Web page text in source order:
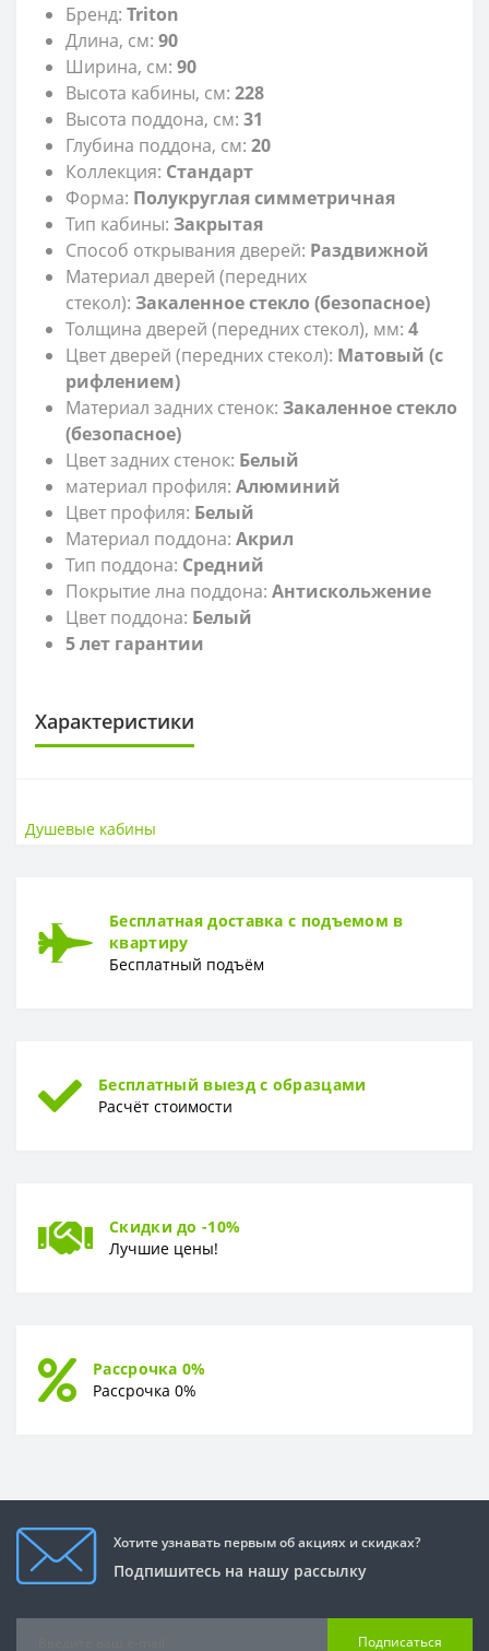
Бренд: Triton
Длина, см: 90
Ширина, см: 90
Высота кабины, см: 228
Высота поддона, см: 31
Глубина поддона, см: 20
Коллекция: Стандарт
Форма: Полукруглая симметричная
Тип кабины: Закрытая
Способ открывания дверей: Раздвижной
Материал дверей (передних
стекол): Закаленное стекло (безопасное)
Толщина дверей (передних стекол), мм: 4
Цвет дверей (передних стекол): Матовый (с
рифлением)
Материал задних стенок: Закаленное стекло
(безопасное)
Цвет задних стенок: Белый
материал профиля: Алюминий
Цвет профиля: Белый
Материал поддона: Акрил
Тип поддона: Средний
Покрытие лна поддона: Антискольжение
Цвет поддона: Белый
5 лет гарантии
Характеристики
Размер
ГАРАНТИЯ
Душевые кабины
Бесплатная доставка с подъемом в
квартиру
Бесплатный подъём
Бесплатный выезд с образцами
Расчёт стоимости
Скидки до -10%
Лучшие цены!
Рассрочка 0%
Рассрочка 0%
Хотите узнавать первым об акциях и скидках?
Подпишитесь на нашу рассылку
Подписаться